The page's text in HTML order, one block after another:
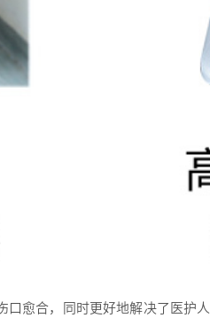
口愈合，同时更好地解决了医护